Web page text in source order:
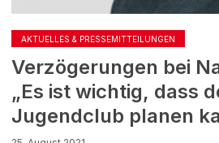
AKTUELLES & PRESSEMITTEILUNGEN
Verzögerungen bei
„Es ist wichtig, dass
Jugendclub planen